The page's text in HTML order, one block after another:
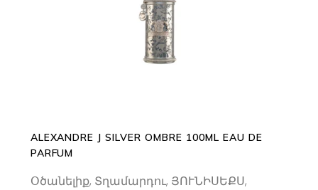
ADD TO CART
ALEXANDRE J SILVER OMBRE 100ML EAU DE
PARFUM
Օծանելիք, Տղամարդու, ՅՈՒՆԻՍԵՔՍ,